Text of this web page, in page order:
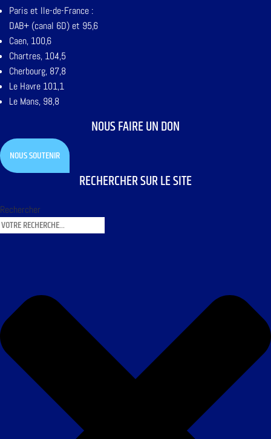
Paris et Ile-de-France :
DAB+ (canal 6D) et 95,6
Caen, 100,6
Chartres, 104,5
Cherbourg, 87,8
Le Havre 101,1
Le Mans, 98,8
NOUS FAIRE UN DON
NOUS SOUTENIR
RECHERCHER SUR LE SITE
Rechercher